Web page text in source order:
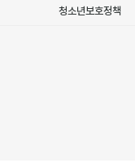
청소년보호정책